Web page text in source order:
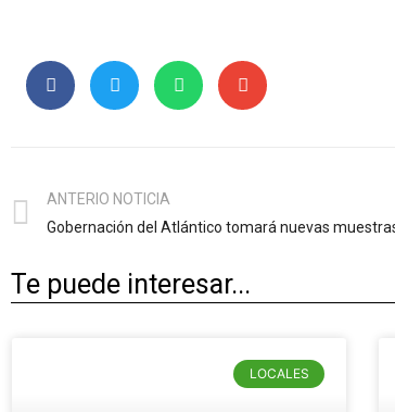
ANTERIO NOTICIA
Te puede interesar...
LOCALES